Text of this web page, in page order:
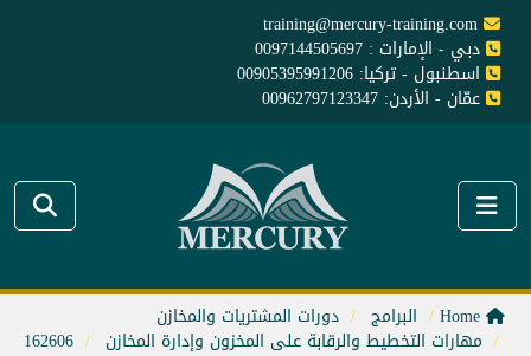
training@mercury-training.com
دبي - الإمارات : 0097144505697
اسطنبول - تركيا: 00905395991206
عمّان - الأردن: 00962797123347
البرامج دورات المشتريات والمخازن
مهارات التخطيط والرقابة على المخزون وإدارة المخازن 162606